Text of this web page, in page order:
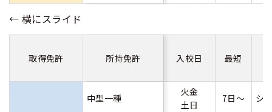
取得免許 所持免許 入校日 最短
中型一種
火金
土日
7日～ シ